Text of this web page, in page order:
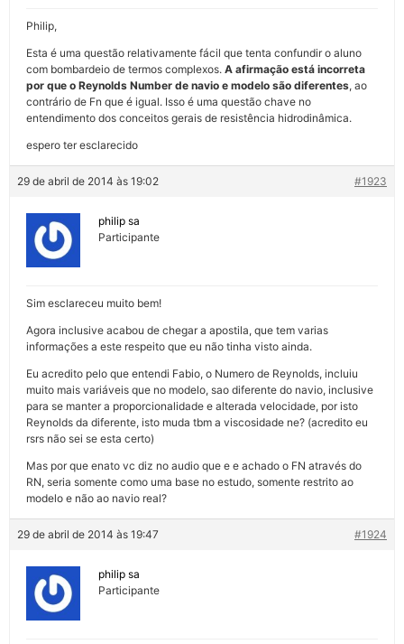
Philip,
Esta é uma questão relativamente fácil que tenta confundir o aluno
com bombardeio de termos complexos. A afirmação está incorreta
por que o Reynolds Number de navio e modelo são diferentes, ao
contrário de Fn que é igual. Isso é uma questão chave no
entendimento dos conceitos gerais de resistência hidrodinâmica.
espero ter esclarecido
29 de abril de 2014 às 19:02 #1923
philip sa
Participante
Sim esclareceu muito bem!
Agora inclusive acabou de chegar a apostila, que tem varias
informações a este respeito que eu não tinha visto ainda.
Eu acredito pelo que entendi Fabio, o Numero de Reynolds, incluiu
muito mais variáveis que no modelo, sao diferente do navio, inclusive
para se manter a proporcionalidade e alterada velocidade, por isto
Reynolds da diferente, isto muda tbm a viscosidade ne? (acredito eu
rsrs não sei se esta certo)
Mas por que enato vc diz no audio que e e achado o FN através do
RN, seria somente como uma base no estudo, somente restrito ao
modelo e não ao navio real?
29 de abril de 2014 às 19:47 #1924
philip sa
Participante